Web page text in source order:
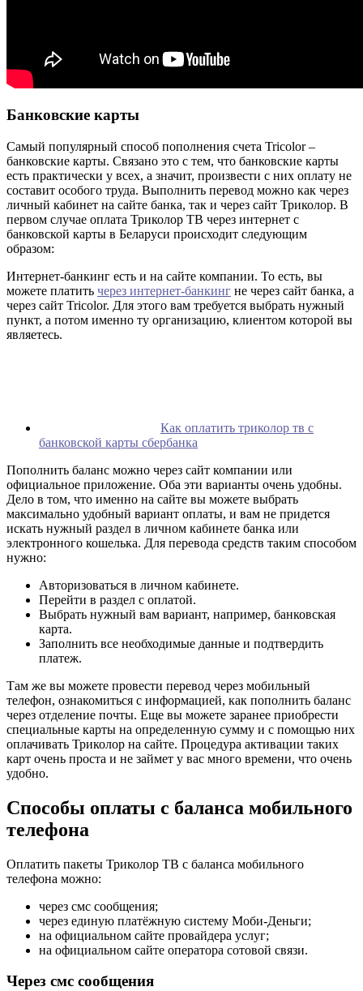
Банковские карты
Самый популярный способ пополнения счета Tricolor –
банковские карты. Связано это с тем, что банковские карты
есть практически у всех, а значит, произвести с них оплату не
составит особого труда. Выполнить перевод можно как через
личный кабинет на сайте банка, так и через сайт Триколор. В
первом случае оплата Триколор ТВ через интернет с
банковской карты в Беларуси происходит следующим
образом:
Интернет-банкинг есть и на сайте компании. То есть, вы
можете платить через интернет-банкинг не через сайт банка, а
через сайт Tricolor. Для этого вам требуется выбрать нужный
пункт, а потом именно ту организацию, клиентом которой вы
являетесь.
Как оплатить триколор тв с
банковской карты сбербанка
Пополнить баланс можно через сайт компании или
официальное приложение. Оба эти варианты очень удобны.
Дело в том, что именно на сайте вы можете выбрать
максимально удобный вариант оплаты, и вам не придется
искать нужный раздел в личном кабинете банка или
электронного кошелька. Для перевода средств таким способом
нужно:
Авторизоваться в личном кабинете.
Перейти в раздел с оплатой.
Выбрать нужный вам вариант, например, банковская
карта.
Заполнить все необходимые данные и подтвердить
платеж.
Там же вы можете провести перевод через мобильный
телефон, ознакомиться с информацией, как пополнить баланс
через отделение почты. Еще вы можете заранее приобрести
специальные карты на определенную сумму и с помощью них
оплачивать Триколор на сайте. Процедура активации таких
карт очень проста и не займет у вас много времени, что очень
удобно.
Способы оплаты с баланса мобильного
телефона
Оплатить пакеты Триколор ТВ с баланса мобильного
телефона можно:
через смс сообщения;
через единую платёжную систему Моби-Деньги;
на официальном сайте провайдера услуг;
на официальном сайте оператора сотовой связи.
Через смс сообщения